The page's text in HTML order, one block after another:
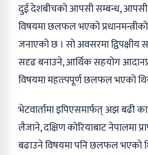
दुई देशबीचको आपसी सम्बन्ध, आपसी
विषयमा छलफल भएको
जनाएको छ । सो अवसरमा द्विपक्षीय
सदृढ बनाउने, आर्थिक सहयोग
विषयमा महत्त्पपूर्ण छलफल भएको
भेटवार्तामा इपिएसमार्फत् अझ बढी
लैजाने, दक्षिण कोरियाबाट नेपालमा
बढाउने विषयमा पनि छलफल भएको